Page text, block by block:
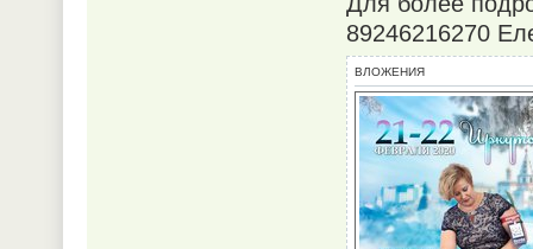
89246216270
ВЛОЖЕНИЯ